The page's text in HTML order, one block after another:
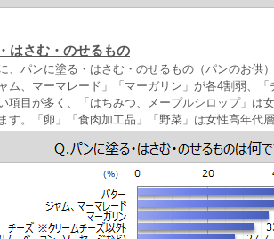
はさむ・のせるもの
、パンに塗る・はさむ・のせるもの（パンのお供
ム、マーマレード」「マーガリン」が各4割弱、「
項目が多く、「はちみつ、メープルシロップ」は
す。「卵」「食肉加工品」「野菜」は女性高年代